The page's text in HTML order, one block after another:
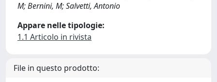
M; Bernini, M; Salvetti, Antonio
Appare nelle tipologie:
1.1 Articolo in rivista
File in questo prodotto: